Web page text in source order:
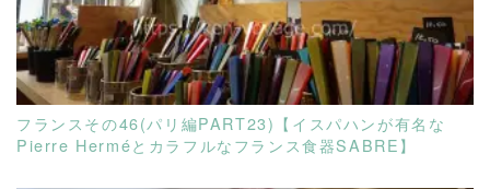
フランスその46(パリ編PART23)【イスパハンが有名な
Pierre Herméとカラフルなフランス食器SABRE】